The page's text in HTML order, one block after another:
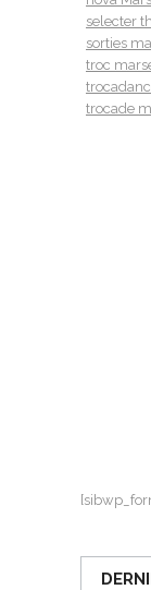
selecter
sorties
troc
trocade